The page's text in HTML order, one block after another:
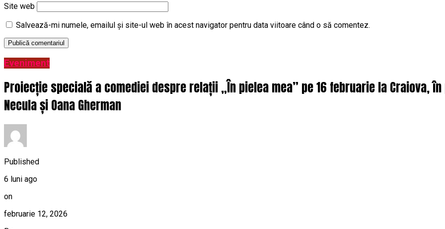
Site web
Salvează-mi numele, emailul și site-ul web în acest navigator pentru data viitoare când o să comentez.
Eveniment
Proiecție specială a comediei despre relații „În pielea mea” pe 16 februarie la Craiova,
Necula și Oana Gherman
Published
6 luni ago
on
februarie 12, 2026